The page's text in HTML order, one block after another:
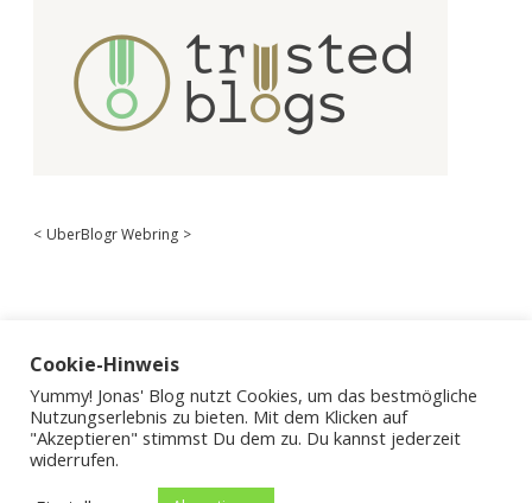
< UberBlogr Webring >
Cookie-Hinweis
Yummy! Jonas' Blog nutzt Cookies, um das bestmögliche
Nutzungserlebnis zu bieten. Mit dem Klicken auf
"Akzeptieren" stimmst Du dem zu. Du kannst jederzeit
widerrufen.